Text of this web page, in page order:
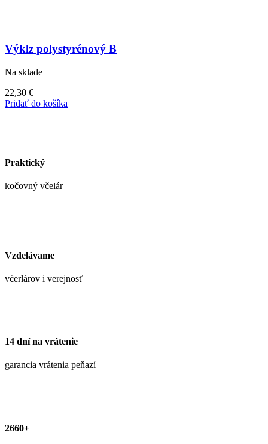
Výklz polystyrénový B
Na sklade
22,30 €
Pridať do košíka
Praktický
kočovný včelár
Vzdelávame
včerlárov i verejnosť
14 dní na vrátenie
garancia vrátenia peňazí
2660+